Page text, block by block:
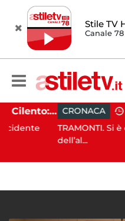
Stile TV
Canale 78
Incidente agricolo nel Cilento: trattore si ribalta, muore 71enne CRONACA 15:14
TRAMONTI. Si è
dell’al...